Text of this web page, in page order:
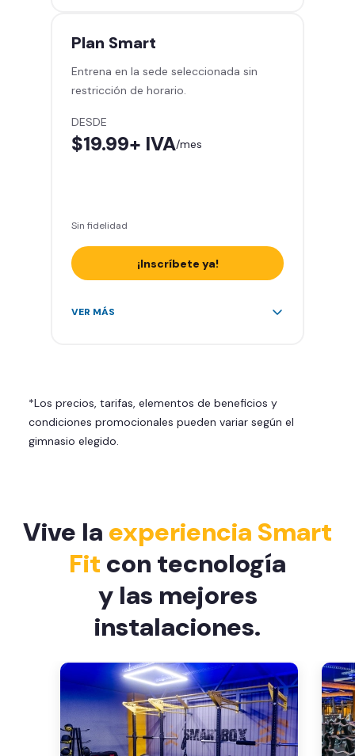
gimnasio
Smart Fit App
Smart Fit Go
veces al mes
Acceso al Smart Spa
Plan Smart
Entrena en la sede seleccionada sin
restricción de horario.
DESDE
$19.99+ IVA/mes
Sin fidelidad
¡Inscríbete ya!
Área de peso libre, peso
Smart Fit App
Smart Fit Go
Invita a entrenar a un amigo 5
VER MÁS
*Los precios, tarifas, elementos de beneficios y
condiciones promocionales pueden variar según el
gimnasio elegido.
Vive la experiencia Smart
Fit con tecnología
y las mejores
instalaciones.